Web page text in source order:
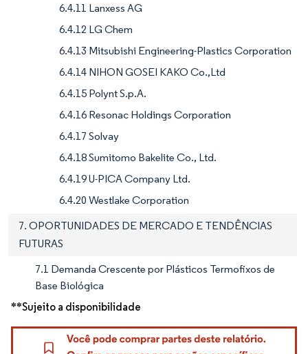
6.4.11 Lanxess AG
6.4.12 LG Chem
6.4.13 Mitsubishi Engineering-Plastics Corporation
6.4.14 NIHON GOSEI KAKO Co.,Ltd
6.4.15 Polynt S.p.A.
6.4.16 Resonac Holdings Corporation
6.4.17 Solvay
6.4.18 Sumitomo Bakelite Co., Ltd.
6.4.19 U-PICA Company Ltd.
6.4.20 Westlake Corporation
7. OPORTUNIDADES DE MERCADO E TENDÊNCIAS
FUTURAS
7.1 Demanda Crescente por Plásticos Termofixos de
Base Biológica
**Sujeito a disponibilidade